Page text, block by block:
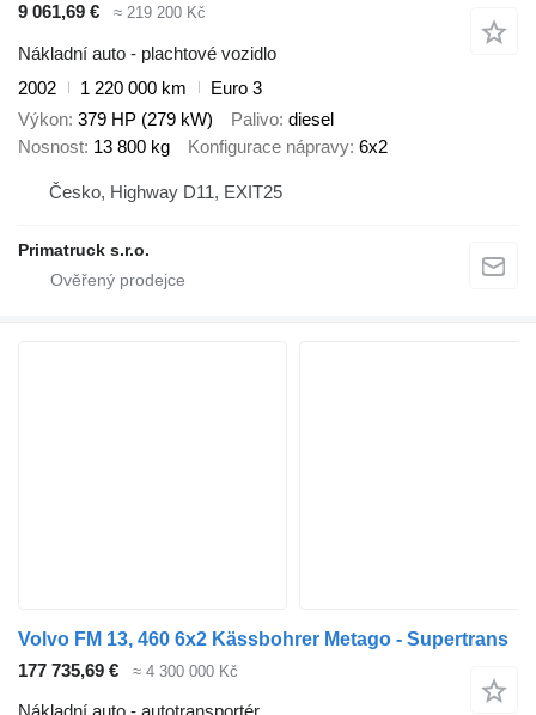
9 061,69 € ≈ 219 200 Kč
Nákladní auto - plachtové vozidlo
2002
1 220 000 km
Euro 3
Výkon 379 HP (279 kW) Palivo diesel
Nosnost 13 800 kg Konfigurace nápravy 6x2
Česko, Highway D11, EXIT25
Primatruck s.r.o.
Volvo FM 13, 460 6x2 Kässbohrer Metago - Supertrans
177 735,69 €
≈ 4 300 000 Kč